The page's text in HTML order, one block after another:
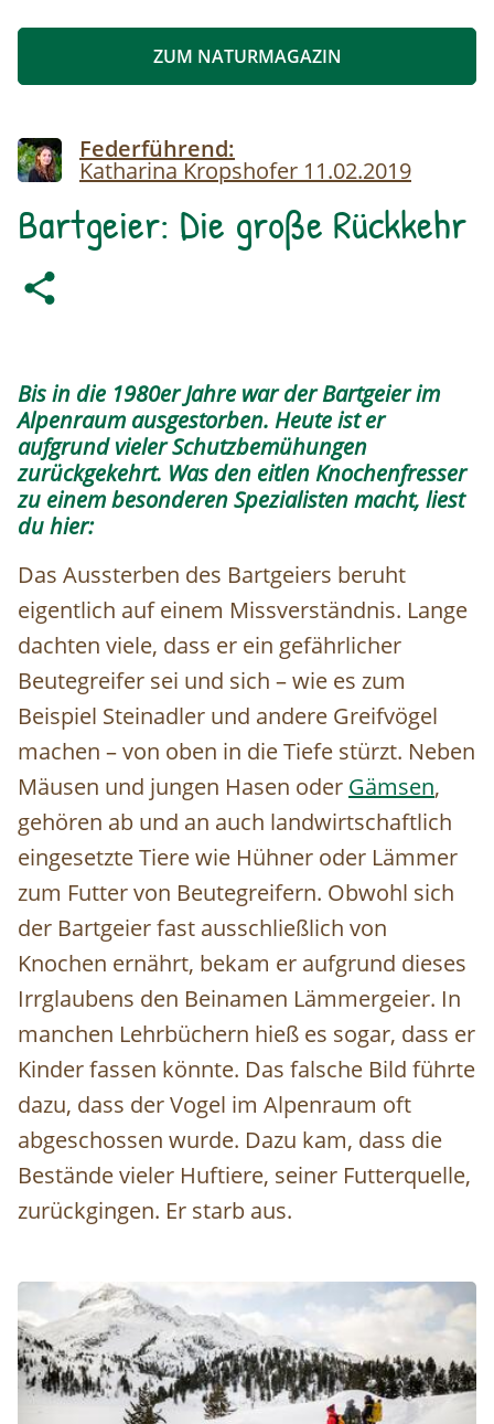
ZUM NATURMAGAZIN
ImageFederführend:
Katharina Kropshofer 11.02.2019
Bartgeier: Die große Rückkehr
Bis in die 1980er Jahre war der Bartgeier im
Alpenraum ausgestorben. Heute ist er
aufgrund vieler Schutzbemühungen
zurückgekehrt. Was den eitlen Knochenfresser
zu einem besonderen Spezialisten macht, liest
du hier:
Das Aussterben des Bartgeiers beruht
eigentlich auf einem Missverständnis. Lange
dachten viele, dass er ein gefährlicher
Beutegreifer sei und sich – wie es zum
Beispiel Steinadler und andere Greifvögel
machen – von oben in die Tiefe stürzt. Neben
Mäusen und jungen Hasen oder Gämsen,
gehören ab und an auch landwirtschaftlich
eingesetzte Tiere wie Hühner oder Lämmer
zum Futter von Beutegreifern. Obwohl sich
der Bartgeier fast ausschließlich von
Knochen ernährt, bekam er aufgrund dieses
Irrglaubens den Beinamen Lämmergeier. In
manchen Lehrbüchern hieß es sogar, dass er
Kinder fassen könnte. Das falsche Bild führte
dazu, dass der Vogel im Alpenraum oft
abgeschossen wurde. Dazu kam, dass die
Bestände vieler Huftiere, seiner Futterquelle,
zurückgingen. Er starb aus.